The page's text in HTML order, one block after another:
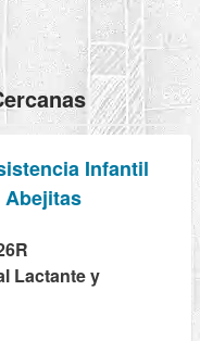
Infantil
Lactante y